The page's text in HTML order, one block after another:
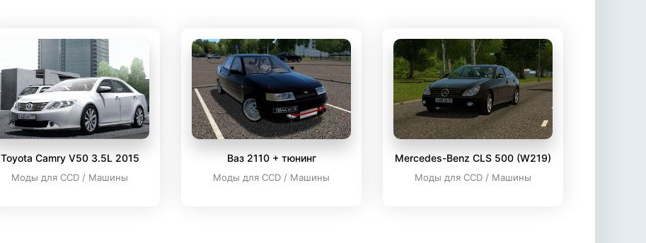
Toyota Camry V50 3.5L 2015
Моды для CCD / Машины
Ваз 2110 + тюнинг
Моды для CCD / Машины
Mercedes-Benz CLS 500 (W219)
Моды для CCD / Машины